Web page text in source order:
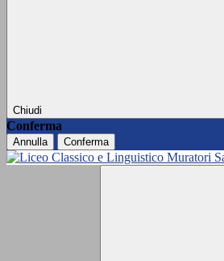
Chiudi
Conferma
Annulla Conferma